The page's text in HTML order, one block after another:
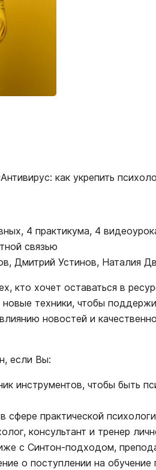
как укрепить
4 практикума, 4
связью
Дмитрий Устинов, Наталия
кто хочет оставаться в
техники, чтобы
новостей и
если Вы:
инструментов, чтобы быть
сфере практической
консультант и тренер
с Синтон-подходом,
о поступлении на